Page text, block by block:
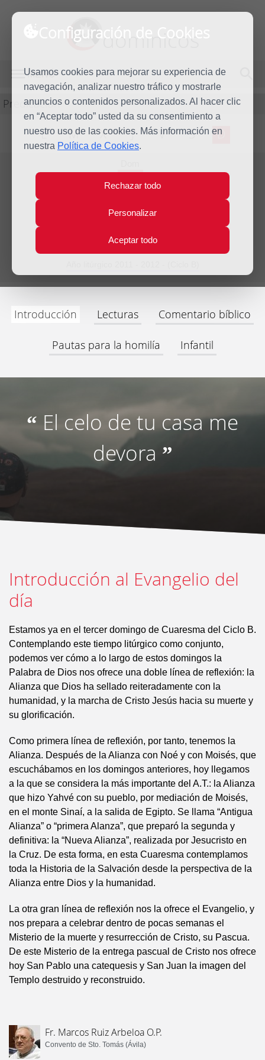
Configuración de Cookies
Usamos cookies para mejorar su experiencia de
navegación, analizar nuestro tráfico y mostrarle
anuncios o contenidos personalizados. Al hacer clic
en “Aceptar todo” usted da su consentimiento a
nuestro uso de las cookies. Más información en
nuestra Política de Cookies.
Rechazar todo
Personalizar
Aceptar todo
dominicos
MENÚ
Predicación
L M X J V S D
11
Mar
Homilía III Domingo de
Cuaresma
Introducción Lecturas Comentario bíblico
Pautas para la homilía Infantil
“ El celo de tu casa me
devora ”
Introducción al Evangelio del
día
Estamos ya en el tercer domingo de Cuaresma del Ciclo B.
Contemplando este tiempo litúrgico como conjunto,
podemos ver cómo a lo largo de estos domingos la
Palabra de Dios nos ofrece una doble línea de reflexión: la
Alianza que Dios ha sellado reiteradamente con la
humanidad, y la marcha de Cristo Jesús hacia su muerte y
su glorificación.
Como primera línea de reflexión, por tanto, tenemos la
Alianza. Después de la Alianza con Noé y con Moisés, que
escuchábamos en los domingos anteriores, hoy llegamos
a la que se considera la más importante del A.T.: la Alianza
que hizo Yahvé con su pueblo, por mediación de Moisés,
en el monte Sinaí, a la salida de Egipto. Se llama “Antigua
Alianza” o “primera Alanza”, que preparó la segunda y
definitiva: la “Nueva Alianza”, realizada por Jesucristo en
la Cruz. De esta forma, en esta Cuaresma contemplamos
toda la Historia de la Salvación desde la perspectiva de la
Alianza entre Dios y la humanidad.
La otra gran línea de reflexión nos la ofrece el Evangelio, y
nos prepara a celebrar dentro de pocas semanas el
Misterio de la muerte y resurrección de Cristo, su Pascua.
De este Misterio de la entrega pascual de Cristo nos ofrece
hoy San Pablo una catequesis y San Juan la imagen del
Templo destruido y reconstruido.
Fr. Marcos Ruiz Arbeloa O.P.
Convento de Sto. Tomás (Ávila)